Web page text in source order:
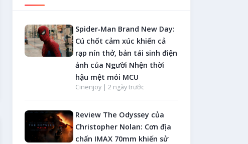
Spider‑Man Brand New Day:
Cú chốt cảm xúc khiến cả
rạp nín thở, bản tái sinh điện
ảnh của Người Nhện thời
hậu mệt mỏi MCU
Cinenjoy | 2 ngày trước
Review The Odyssey của
Christopher Nolan: Cơn địa
chấn IMAX 70mm khiến sử